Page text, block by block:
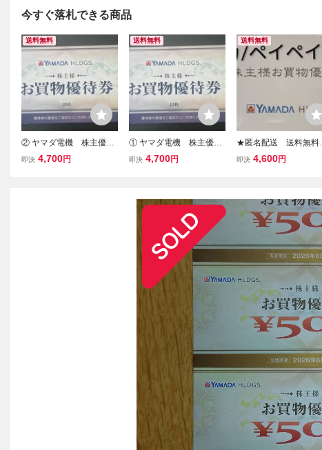
y
今すぐ落札できる商品
送料無料
② ヤマダ電機 株主優待
券 5000円分 有効期限
即決 4,700円
送料無料
① ヤマダ電機 株主優待
券 5000円分 有効期限
即決 4,700円
送料無料
★匿名配送 送料無
ヤマダ電機 ヤマダデン
即決 4,600円